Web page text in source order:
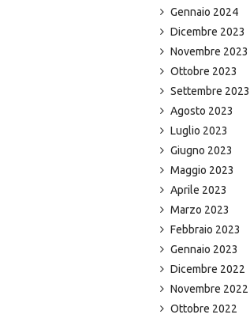
Gennaio 2024
Dicembre 2023
Novembre 2023
Ottobre 2023
Settembre 2023
Agosto 2023
Luglio 2023
Giugno 2023
Maggio 2023
Aprile 2023
Marzo 2023
Febbraio 2023
Gennaio 2023
Dicembre 2022
Novembre 2022
Ottobre 2022